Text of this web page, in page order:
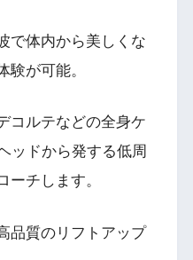
で体内から美しくな
験が可能。
コルテなどの全身ケ
ッドから発する低周
ーチします。
品質のリフトアップ